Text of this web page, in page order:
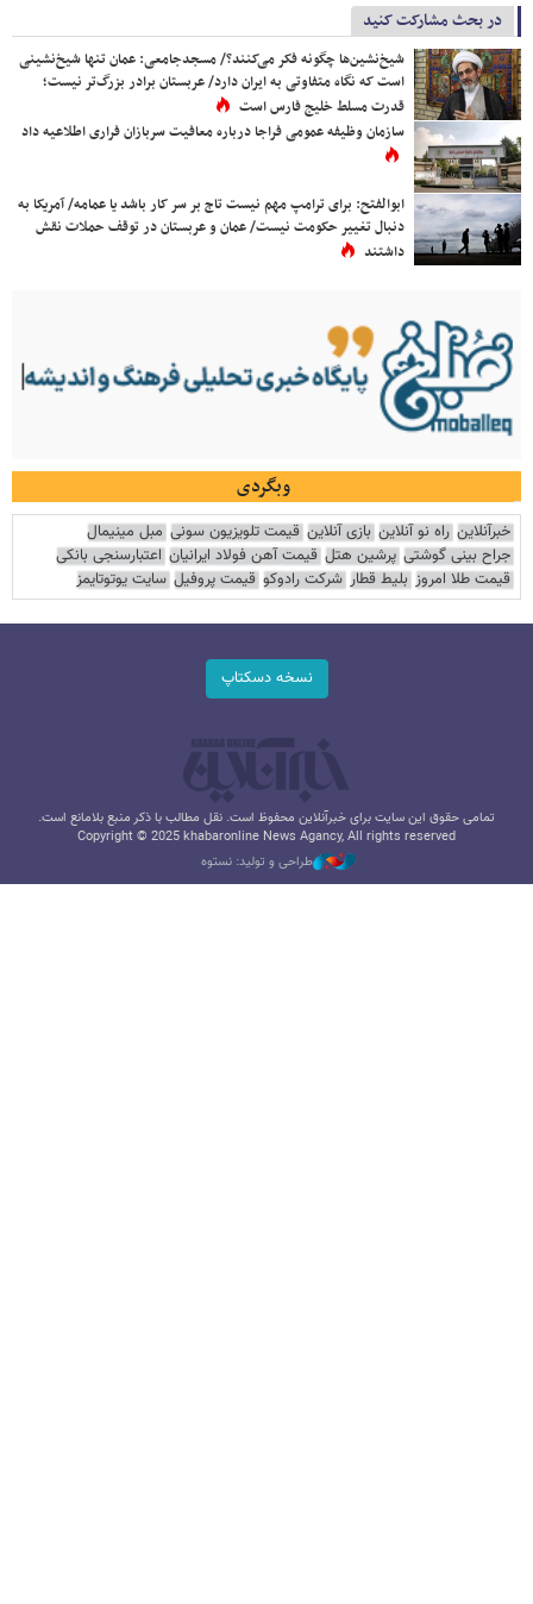
در بحث مشارکت کنید
شیخ‌نشین‌ها چگونه فکر می‌کنند؟/ مسجدجامعی: عمان تنها شیخ‌نشینی
است که نگاه متفاوتی به ایران دارد/ عربستان برادر بزرگ‌تر نیست؛
قدرت مسلط خلیج فارس است
سازمان وظیفه عمومی فراجا درباره معافیت سربازان فراری اطلاعیه داد
ابوالفتح: برای ترامپ مهم نیست تاج بر سر کار باشد یا عمامه/ آمریکا به
دنبال تغییر حکومت نیست/ عمان و عربستان در توقف حملات نقش
داشتند
وبگردی
خبرآنلاین راه نو آنلاین بازی آنلاین قیمت تلویزیون سونی مبل مینیمال
جراح بینی گوشتی پرشین هتل قیمت آهن فولاد ایرانیان اعتبارسنجی بانکی
قیمت طلا امروز بلیط قطار شرکت رادوکو قیمت پروفیل سایت یوتوتایمز
نسخه دسکتاپ
تمامی حقوق این سایت برای خبرآنلاین محفوظ است. نقل مطالب با ذکر منبع بلامانع است.
Copyright © 2025 khabaronline News Agancy, All rights reserved
طراحی و تولید: نستوه